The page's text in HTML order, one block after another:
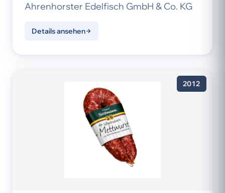
Ahrenhorster Edelfisch GmbH & Co. KG
Details ansehen
2012